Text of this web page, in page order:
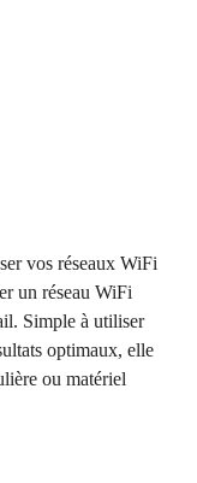
vos réseaux WiFi
un réseau WiFi
Simple à utiliser
optimaux, elle
ou matériel